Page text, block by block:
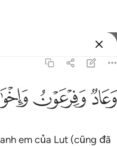
ﲳﲴ
em của Lut (cũng đã